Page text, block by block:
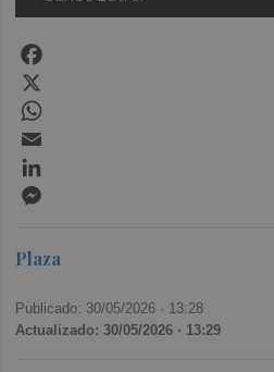
Plaza
Publicado: 30/05/2026 · 13:28
Actualizado: 30/05/2026 · 13:29